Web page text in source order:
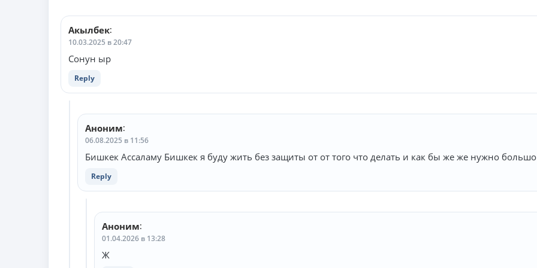
Акылбек:
10.03.2025 в 20:47
Сонун ыр
Reply
Аноним:
06.08.2025 в 11:56
Бишкек Ассаламу Бишкек я буду жить без защиты от от того что делать и как бы же же нужно
Reply
Аноним:
01.04.2026 в 13:28
Ж